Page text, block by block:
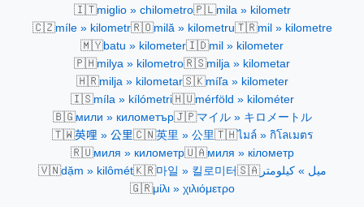
🇮🇹miglio » chilometro🇵🇱mila » kilometr
🇨🇿míle » kilometr🇷🇴milă » kilometru🇹🇷mil » kilometre
🇲🇾batu » kilometer🇮🇩mil » kilometer
🇵🇭milya » kilometro🇷🇸milja » kilometar
🇭🇷milja » kilometar🇸🇰míľa » kilometer
🇮🇸míla » kílómetri🇭🇺mérföld » kilométer
🇧🇬мили » километър🇯🇵マイル » キロメートル
🇹🇼英哩 » 公里🇨🇳英里 » 公里🇹🇭ไมล์ » กิโลเมตร
🇷🇺миля » километр🇺🇦миля » кілометр
🇻🇳dặm » kilômét🇰🇷마일 » 킬로미터 🇸🇦ميل » كيلومتر
🇬🇷μίλι » χιλιόμετρο